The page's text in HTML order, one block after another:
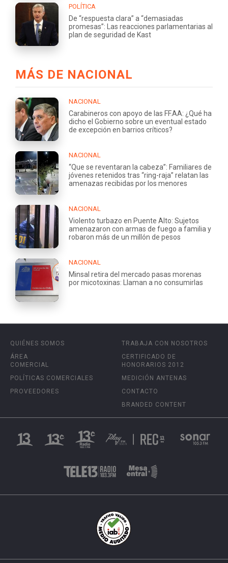
POLÍTICA
De “respuesta clara” a “demasiadas
promesas”: Las reacciones parlamentarias al
plan de seguridad de Kast
MÁS DE NACIONAL
NACIONAL
Carabineros con apoyo de las FF.AA: ¿Qué ha
dicho el Gobierno sobre un eventual estado
de excepción en barrios críticos?
NACIONAL
“Que se reventaran la cabeza”: Familiares de
jóvenes retenidos tras “ring-raja” relatan las
amenazas recibidas por los menores
NACIONAL
Violento turbazo en Puente Alto: Sujetos
amenazaron con armas de fuego a familia y
robaron más de un millón de pesos
NACIONAL
Minsal retira del mercado pasas morenas
por micotoxinas: Llaman a no consumirlas
QUIÉNES SOMOS
ÁREA
COMERCIAL
POLÍTICAS COMERCIALES
PROVEEDORES
TRABAJA CON NOSOTROS
CERTIFICADO DE
HONORARIOS 2012
MEDICIÓN ANTENAS
CONTACTO
BRANDED CONTENT